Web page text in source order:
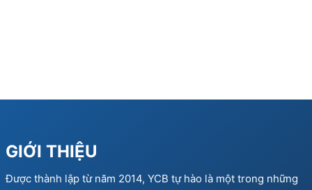
GIỚI THIỆU
Được thành lập từ năm 2014, YCB tự hào là một trong những